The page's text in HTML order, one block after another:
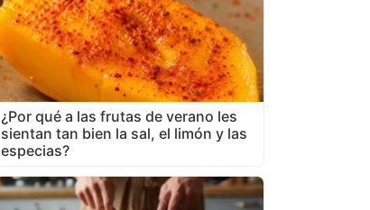
¿Por qué a las frutas de verano les
sientan tan bien la sal, el limón y las
especias?